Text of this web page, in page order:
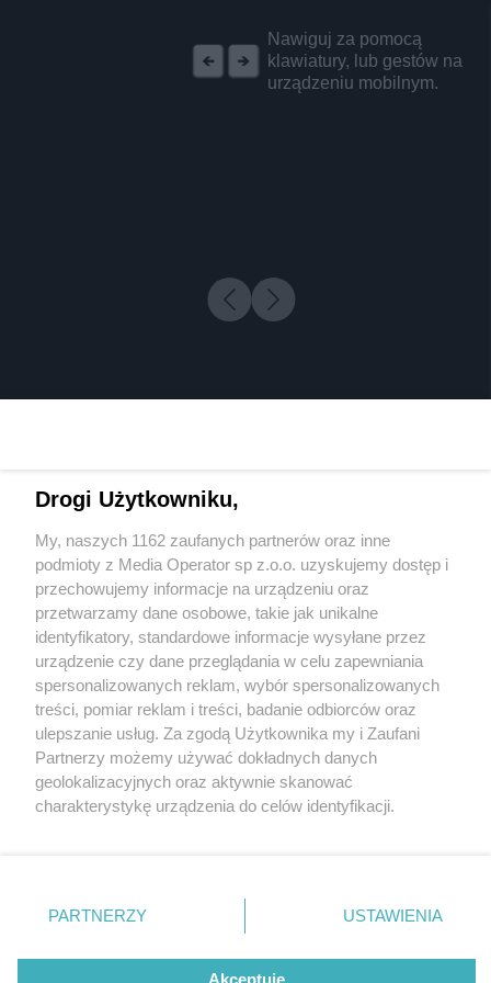
Nawiguj za pomocą
klawiatury, lub gestów na
urządzeniu mobilnym.
1 / 0
Wydawca mediów lokalnych
Nie zapomnij
zapoznać się z:
polityką prywatności regulamin korzystania z portali
Twojemiasto
Piekary Śląskie
Chorzów
Tarnowskie Góry
Gliwice
Skontakuj sięz nami
Kontakt
Wydawca
Redakcja
Drogi Użytkowniku,
My, naszych 1162 zaufanych partnerów oraz inne
podmioty z Media Operator sp z.o.o. uzyskujemy dostęp i
przechowujemy informacje na urządzeniu oraz
przetwarzamy dane osobowe, takie jak unikalne
identyfikatory, standardowe informacje wysyłane przez
urządzenie czy dane przeglądania w celu zapewniania
spersonalizowanych reklam, wybór spersonalizowanych
treści, pomiar reklam i treści, badanie odbiorców oraz
ulepszanie usług. Za zgodą Użytkownika my i Zaufani
Partnerzy możemy używać dokładnych danych
geolokalizacyjnych oraz aktywnie skanować
charakterystykę urządzenia do celów identyfikacji.
zmienić/wycofać klikając przycisk ustawień prywatności
znajdujący się w lewym dolnym rogu strony
rodzaje przetwarzania danych nie wymagają zgody
użytkownika, ale masz prawo sprzeciwić się takiemu
PARTNERZY USTAWIENIA
Akceptuję